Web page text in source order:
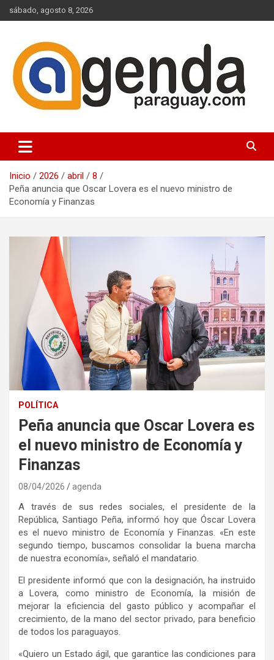
Saltar
al
sábado, agosto 8, 2026
Agenda Paraguay
Inicio 2026 abril
8
Peña anuncia que Oscar Lovera es el nuevo ministro de
Economía y Finanzas
POLÍTICA
Peña anuncia que Oscar Lovera es
el nuevo ministro de Economía y
Finanzas
08/04/2026 agenda
A través de sus redes sociales, el presidente de la
República, Santiago Peña, informó hoy que Óscar Lovera
es el nuevo ministro de Economía y Finanzas. «En este
segundo tiempo, buscamos consolidar la buena marcha
de nuestra economía», señaló el mandatario.
El presidente informó que con la designación, ha instruido
a Lovera, como ministro de Economía, la misión de
mejorar la eficiencia del gasto público y acompañar el
crecimiento, de la mano del sector privado, para beneficio
de todos los paraguayos.
«Quiero un Estado ágil, que garantice las condiciones para